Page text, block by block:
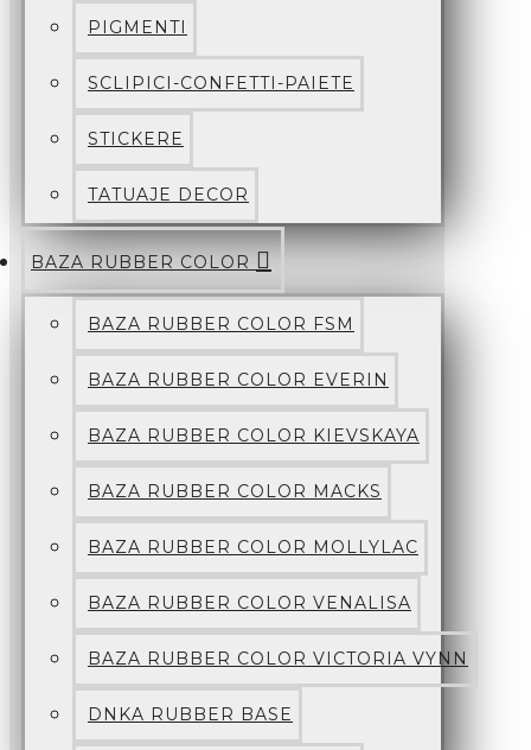
PIGMENTI
SCLIPICI-CONFETTI-PAIETE
STICKERE
TATUAJE DECOR
BAZA RUBBER COLOR
BAZA RUBBER COLOR FSM
BAZA RUBBER COLOR EVERIN
BAZA RUBBER COLOR KIEVSKAYA
BAZA RUBBER COLOR MACKS
BAZA RUBBER COLOR MOLLYLAC
BAZA RUBBER COLOR VENALISA
BAZA RUBBER COLOR VICTORIA VYNN
DNKA RUBBER BASE